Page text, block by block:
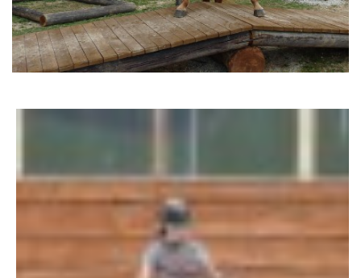
AKCE 2025
© 2026 eStránky.cz